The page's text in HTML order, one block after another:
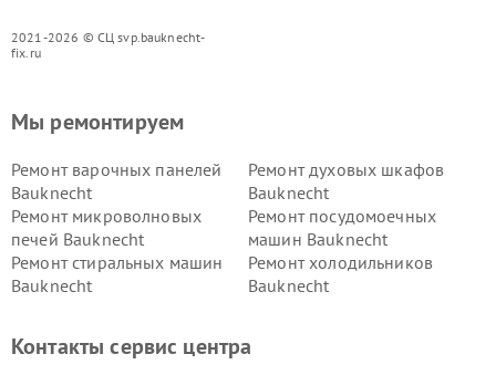
2021-2026 © СЦ svp.bauknecht-
fix.ru
Мы ремонтируем
Ремонт варочных панелей
Bauknecht
Ремонт духовых шкафов
Bauknecht
Ремонт микроволновых
печей Bauknecht
Ремонт посудомоечных
машин Bauknecht
Ремонт стиральных машин
Bauknecht
Ремонт холодильников
Bauknecht
Контакты сервис центра